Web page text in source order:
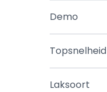
Demo
Topsnelheid
Laksoort